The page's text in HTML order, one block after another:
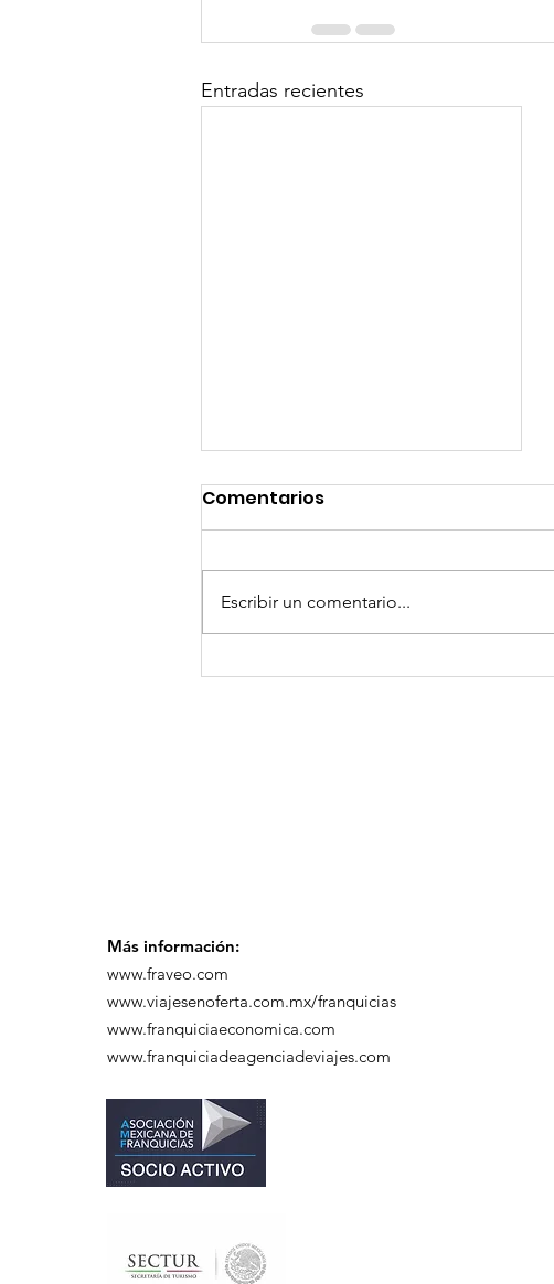
Entradas recientes
GoMapTravelByFraveo
Comentarios
Escribir un comentario...
Más información:
www.fraveo.com
www.viajesenoferta.com.mx/franquicias
www.franquiciaeconomica.com
www.franquiciadeagenciadeviajes.com